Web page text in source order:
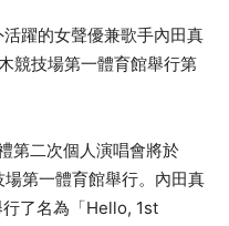
躍的女聲優兼歌手內田真
競技場第一體育館舉行第
第二次個人演唱會將於
第一體育館舉行。內田真
了名為「Hello, 1st